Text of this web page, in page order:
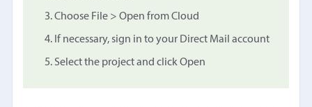
Choose File > Open from Cloud
If necessary, sign in to your Direct Mail account
Select the project and click Open